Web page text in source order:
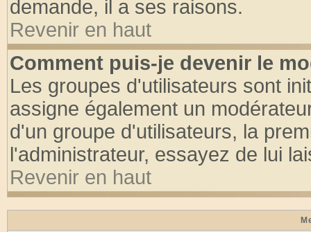
demande, il a ses raisons.
Revenir en haut
Comment puis-je devenir le
Les groupes d'utilisateurs sont
assigne également un
d'un groupe d'utilisateurs, la
l'administrateur, essayez de lui
Revenir en haut